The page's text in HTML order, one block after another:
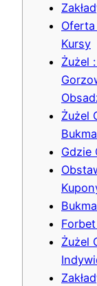
Kursy
Żużel
Żużel
Gdzie
Żużel